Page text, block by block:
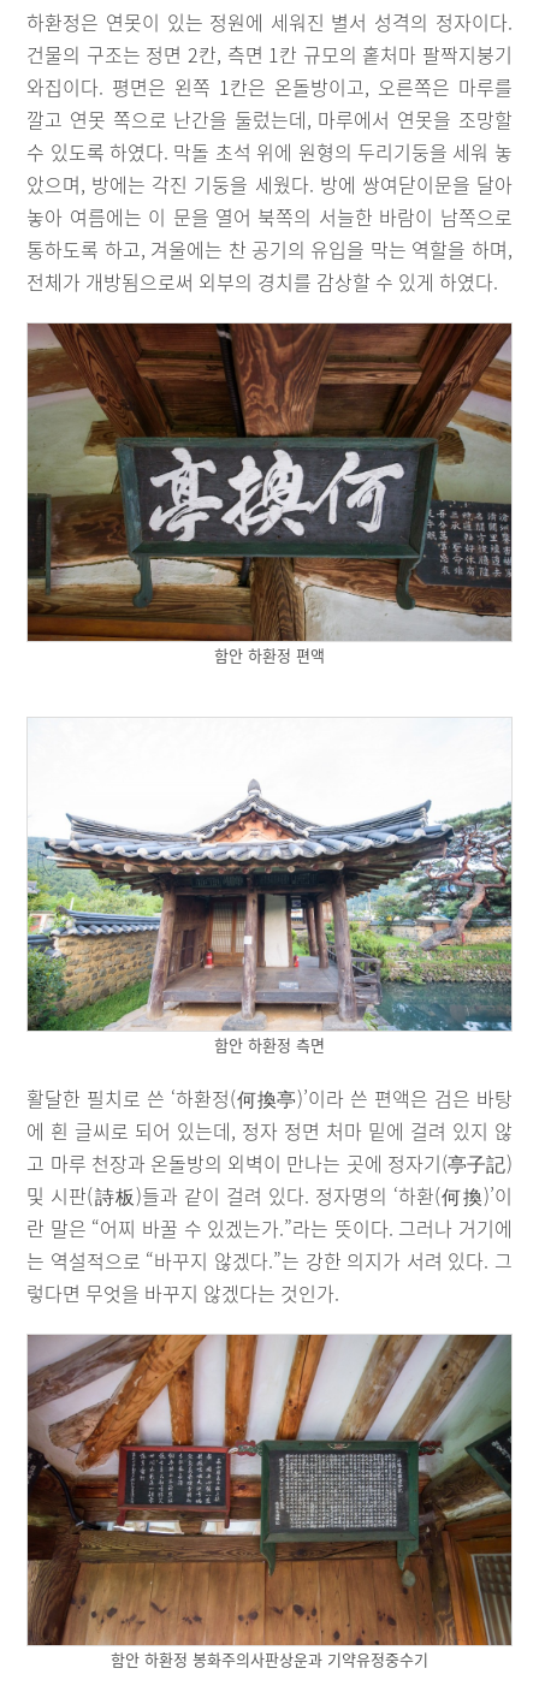
하환정은 연못이 있는 정원에 세워진 별서 성격의 정자이다.
건물의 구조는 정면 2칸, 측면 1칸 규모의 홑처마 팔짝지붕기
와집이다. 평면은 왼쪽 1칸은 온돌방이고, 오른쪽은 마루를
깔고 연못 쪽으로 난간을 둘렀는데, 마루에서 연못을 조망할
수 있도록 하였다. 막돌 초석 위에 원형의 두리기둥을 세워 놓
았으며, 방에는 각진 기둥을 세웠다. 방에 쌍여닫이문을 달아
놓아 여름에는 이 문을 열어 북쪽의 서늘한 바람이 남쪽으로
통하도록 하고, 겨울에는 찬 공기의 유입을 막는 역할을 하며,
전체가 개방됨으로써 외부의 경치를 감상할 수 있게 하였다.
함안 하환정 편액
함안 하환정 측면
활달한 필치로 쓴 ‘하환정(何換亭)’이라 쓴 편액은 검은 바탕
에 흰 글씨로 되어 있는데, 정자 정면 처마 밑에 걸려 있지 않
고 마루 천장과 온돌방의 외벽이 만나는 곳에 정자기(亭子記)
및 시판(詩板)들과 같이 걸려 있다. 정자명의 ‘하환(何換)’이
란 말은 “어찌 바꿀 수 있겠는가.”라는 뜻이다. 그러나 거기에
는 역설적으로 “바꾸지 않겠다.”는 강한 의지가 서려 있다. 그
렇다면 무엇을 바꾸지 않겠다는 것인가.
함안 하환정 봉화주의사판상운과 기약유정중수기